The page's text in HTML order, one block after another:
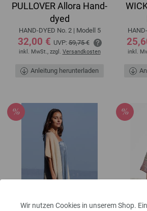
Wir nutzen Cookies in unserem Shop.
PULLOVER Allora Hand-
dyed
HAND-DYED No. 2 | Modell 5
32,00 € UVP:59,75 €
inkl. MwSt., zzgl. Versandkosten
Anleitung herunterladen
inkl.